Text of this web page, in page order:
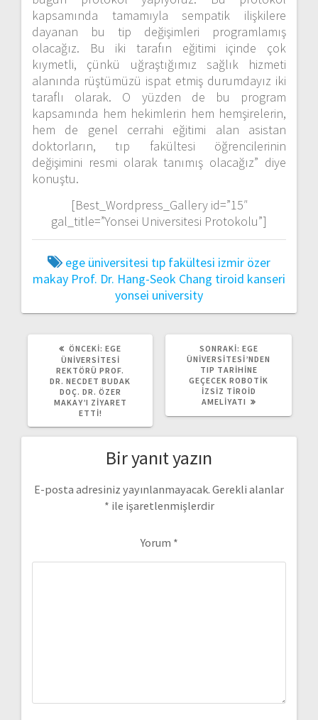
kapsamında tamamıyla sempatik ilişkilere
dayanan bu tip değişimleri programlamış
olacağız. Bu iki tarafın eğitimi içinde çok
kıymetli, çünkü uğraştığımız sağlık hizmeti
alanında rüştümüzü ispat etmiş durumdayız iki
taraflı olarak. O yüzden de bu program
kapsamında hem hekimlerin hem hemşirelerin,
hem de genel cerrahi eğitimi alan asistan
doktorların, tıp fakültesi öğrencilerinin
değişimini resmi olarak tanımış olacağız” diye
konuştu.
[Best_Wordpress_Gallery id=”15″
gal_title=”Yonsei Universitesi Protokolu”]
ege üniversitesi tıp fakültesi izmir özer
makay Prof. Dr. Hang-Seok Chang tiroid kanseri
yonsei university
ÖNCEKI: ÖNCEKI
YAZI:
EGE
ÜNIVERSITESI
REKTÖRÜ PROF.
DR. NECDET BUDAK
DOÇ. DR. ÖZER
MAKAY’I ZIYARET
ETTI!
SONRAKI: SONRAKI
YAZI:
EGE
ÜNIVERSITESI’NDEN
TIP TARIHINE
GEÇECEK ROBOTIK
IZSIZ TIROID
AMELIYATI
Bir yanıt yazın
E-posta adresiniz yayınlanmayacak. Gerekli alanlar
* ile işaretlenmişlerdir
Yorum *